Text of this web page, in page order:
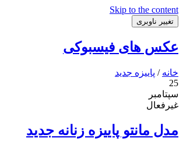
Skip to the content
تغییر ناوبری
عکس های فیسبوکی
خانه / پاییزه جدید
25
سپتامبر
غیرفعال
مدل مانتو پاییزه زنانه جدید